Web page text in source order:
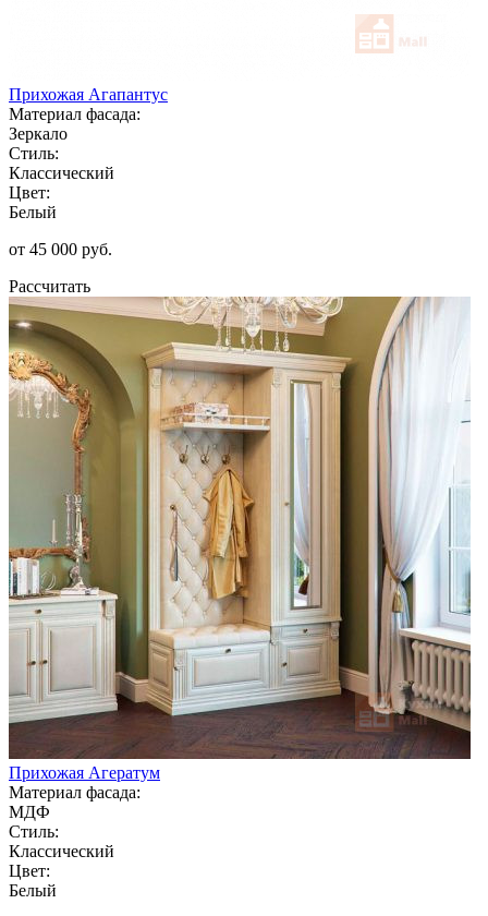
Прихожая Агапантус
Материал фасада:
Зеркало
Стиль:
Классический
Цвет:
Белый
от 45 000 руб.
Рассчитать
Прихожая Агератум
Материал фасада:
МДФ
Стиль:
Классический
Цвет:
Белый